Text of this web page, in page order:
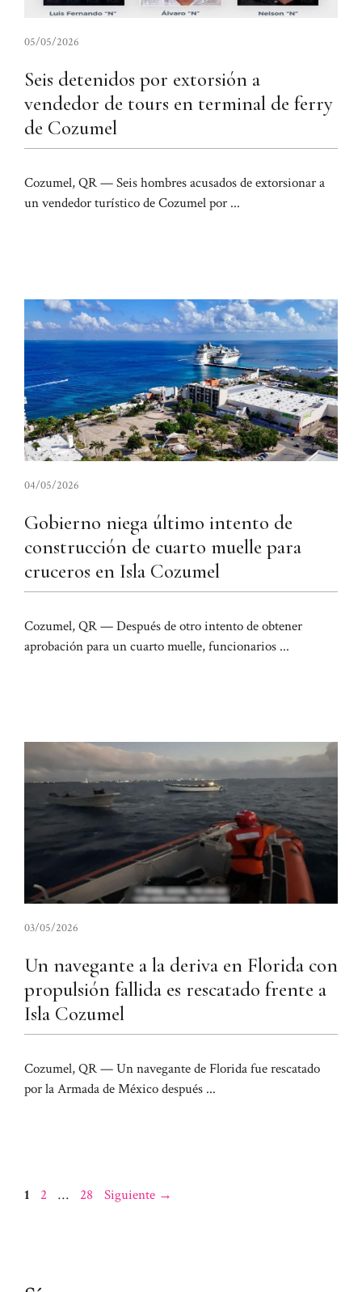
05/05/2026
Seis detenidos por extorsión a
vendedor de tours en terminal de ferry
de Cozumel
Cozumel, QR — Seis hombres acusados ​​de extorsionar a
un vendedor turístico de Cozumel por ...
04/05/2026
Gobierno niega último intento de
construcción de cuarto muelle para
cruceros en Isla Cozumel
Cozumel, QR — Después de otro intento de obtener
aprobación para un cuarto muelle, funcionarios ...
03/05/2026
Un navegante a la deriva en Florida con
propulsión fallida es rescatado frente a
Isla Cozumel
Cozumel, QR — Un navegante de Florida fue rescatado
por la Armada de México después ...
Página
1 Página
2 … Página
28 Siguiente →